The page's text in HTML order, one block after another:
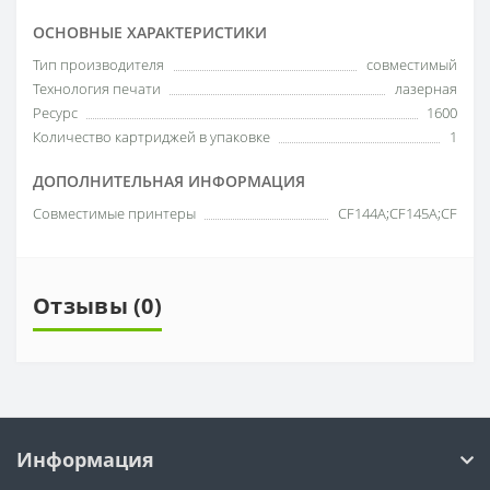
ОСНОВНЫЕ ХАРАКТЕРИСТИКИ
Тип производителя
совместимый
Технология печати
лазерная
Ресурс
1600
Количество картриджей в упаковке
1
ДОПОЛНИТЕЛЬНАЯ ИНФОРМАЦИЯ
Совместимые принтеры CF144A;CF145A;CF
Отзывы (0)
Информация